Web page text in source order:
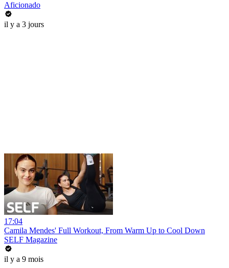
Aficionado
il y a 3 jours
17:04
Camila Mendes' Full Workout, From Warm Up to Cool Down
SELF Magazine
il y a 9 mois